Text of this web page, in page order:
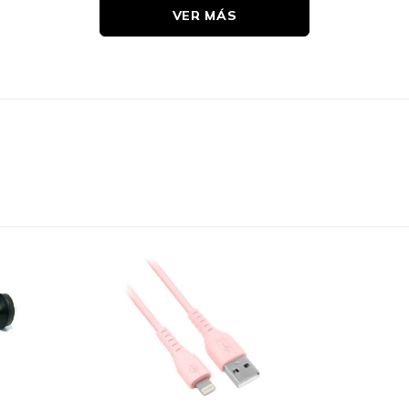
Acrilonitrilo butadieno estireno (ABS)
VER MÁS